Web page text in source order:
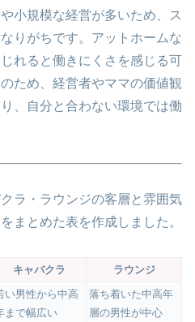
小規模な経営が多いため、ス
りがちです。アットホームな
れると働きにくさを感じる可
ため、経営者やママの価値観
、自分と合わない環境では働
ラ・ラウンジの客層と雰囲気
まとめた表を作成しました。
キャバクラ ラウンジ
い男性から中高
まで幅広い
落ち着いた中高年
層の男性が中心